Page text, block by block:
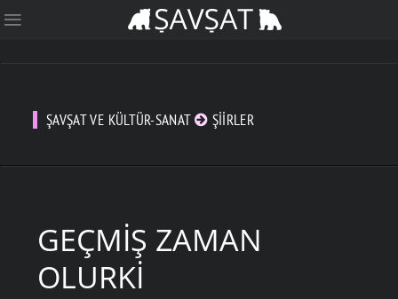
ŞAVŞAT VE KÜLTÜR-SANAT ŞIIRLER
GEÇMIŞ ZAMAN
OLURKI